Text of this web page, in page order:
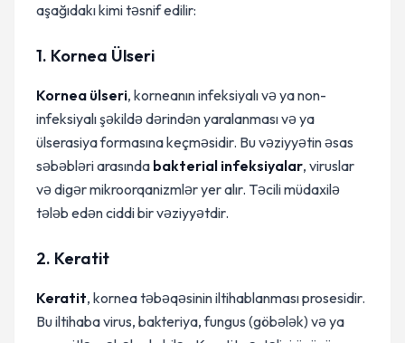
aşağıdakı kimi təsnif edilir:
1. Kornea Ülseri
Kornea ülseri, korneanın infeksiyalı və ya non-
infeksiyalı şəkildə dərindən yaralanması və ya
ülserasiya formasına keçməsidir. Bu vəziyyətin əsas
səbəbləri arasında bakterial infeksiyalar, viruslar
və digər mikroorqanizmlər yer alır. Təcili müdaxilə
tələb edən ciddi bir vəziyyətdir.
2. Keratit
Keratit, kornea təbəqəsinin iltihablanması prosesidir.
Bu iltihaba virus, bakteriya, fungus (göbələk) və ya